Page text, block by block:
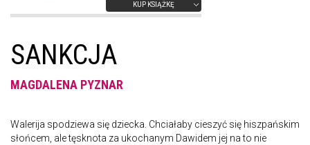
KUP KSIĄŻKĘ
SANKCJA
MAGDALENA PYZNAR
Walerija spodziewa się dziecka. Chciałaby cieszyć się hiszpańskim
słońcem, ale tęsknota za ukochanym Dawidem jej na to nie